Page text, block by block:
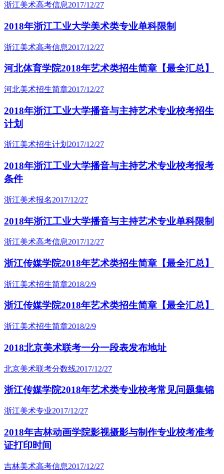
浙江美术高考信息2017/12/27
2018年浙江工业大学美术类专业单科限制
浙江美术高考信息2017/12/27
河北体育学院2018年艺术类招生简章【最全汇总】
河北美术招生简章2017/12/27
2018年浙江工业大学播音与主持艺术专业校考招生
计划
浙江美术招生计划 2017/12/27
2018年浙江工业大学播音与主持艺术专业校考报考
条件
浙江美术报名2017/12/27
2018年浙江工业大学播音与主持艺术专业单科限制
浙江美术高考信息2017/12/27
浙江传媒学院2018年艺术类招生简章【最全汇总】
浙江美术招生简章2018/2/9
浙江传媒学院2018年艺术类招生简章【最全汇总】
浙江美术招生简章2018/2/9
2018北京美术联考一分一段表发布地址
北京美术联考分数线2017/12/27
浙江传媒学院2018年艺术类专业校考常见问题集锦
浙江美术专业2017/12/27
2018年吉林动画学院影视摄影与制作专业校考准考
证打印时间
吉林美术高考信息2017/12/27